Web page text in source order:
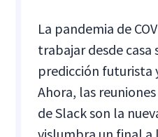
La pandemia de
trabajar desde casa
predicción futurista
Ahora, las
de Slack son la